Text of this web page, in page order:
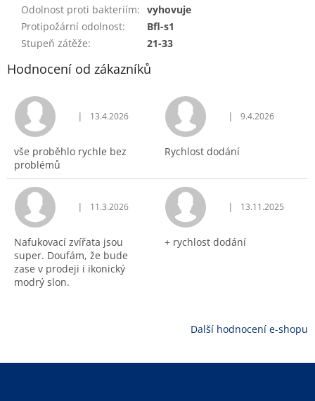
Odolnost proti bakteriím: vyhovuje
Protipožární odolnost:
Bfl-s1
Stupeň zátěže: 21-33
Hodnocení od zákazníků
Hodnocení obchodu je 5 z 5 hvězdiček.
| 13.4.2026
vše proběhlo rychle bez
problémů
Hodnocení
| 9.4.2026
Rychlost dodání
Hodnocení obchodu je 5 z 5 hvězdiček.
| 11.3.2026
Nafukovací zvířata jsou
super. Doufám, že bude
zase v prodeji i ikonický
modrý slon.
Hodnocení
| 13.11.2025
+ rychlost dodání
Další hodnocení e-shopu
Z